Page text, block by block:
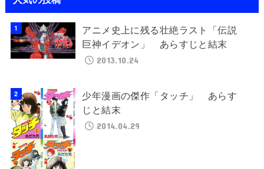
アニメ史上に残る壮絶ラスト「伝説
巨神イデオン」 あらすじと結末
2013.10.24
少年漫画の傑作「タッチ」 あらす
じと結末
2014.04.29